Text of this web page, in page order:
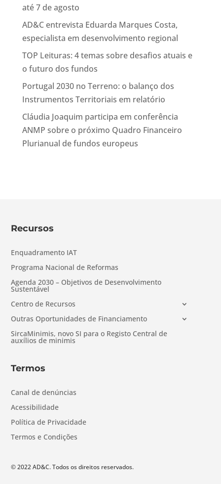
até 7 de agosto
AD&C entrevista Eduarda Marques Costa,
especialista em desenvolvimento regional
TOP Leituras: 4 temas sobre desafios atuais e
o futuro dos fundos
Portugal 2030 no Terreno: o balanço dos
Instrumentos Territoriais em relatório
Cláudia Joaquim participa em conferência
ANMP sobre o próximo Quadro Financeiro
Plurianual de fundos europeus
Recursos
Enquadramento IAT
Programa Nacional de Reformas
Agenda 2030 – Objetivos de Desenvolvimento
Sustentável
Centro de Recursos
Outras Oportunidades de Financiamento
SircaMinimis, novo SI para o Registo Central de
auxílios de minimis
Termos
Canal de denúncias
Acessibilidade
Política de Privacidade
Termos e Condições
© 2022 AD&C. Todos os direitos reservados.